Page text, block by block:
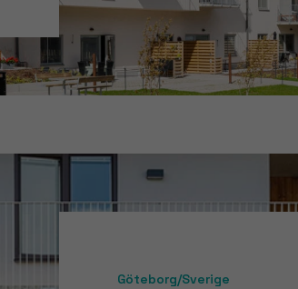
Göteborg/Sverige